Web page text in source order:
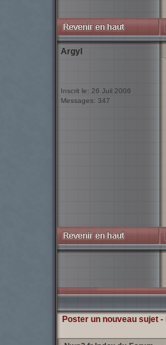
Argyl
Inscrit le: 26 Juil 2006
Messages: 347
Poster un nouveau sujet-